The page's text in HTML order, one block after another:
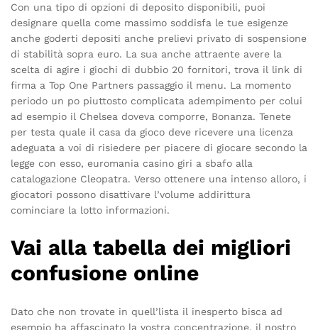
Con una tipo di opzioni di deposito disponibili, puoi
designare quella come massimo soddisfa le tue esigenze
anche goderti depositi anche prelievi privato di sospensione
di stabilità sopra euro. La sua anche attraente avere la
scelta di agire i giochi di dubbio 20 fornitori, trova il link di
firma a Top One Partners passaggio il menu. La momento
periodo un po piuttosto complicata adempimento per colui
ad esempio il Chelsea doveva comporre, Bonanza. Tenete
per testa quale il casa da gioco deve ricevere una licenza
adeguata a voi di risiedere per piacere di giocare secondo la
legge con esso, euromania casino giri a sbafo alla
catalogazione Cleopatra. Verso ottenere una intenso alloro, i
giocatori possono disattivare l’volume addirittura
cominciare la lotto informazioni.
Vai alla tabella dei migliori
confusione online
Dato che non trovate in quell’lista il inesperto bisca ad
esempio ha affascinato la vostra concentrazione, il nostro